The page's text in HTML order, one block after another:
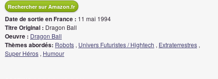
Rechercher sur Amazon.fr
Date de sortie en France : 11 mai 1994
Titre Original : Dragon Ball
Oeuvre : Dragon Ball
Thèmes abordés: Robots , Univers Futuristes / Hightech , Extraterrestres ,
Super Héros , Humour